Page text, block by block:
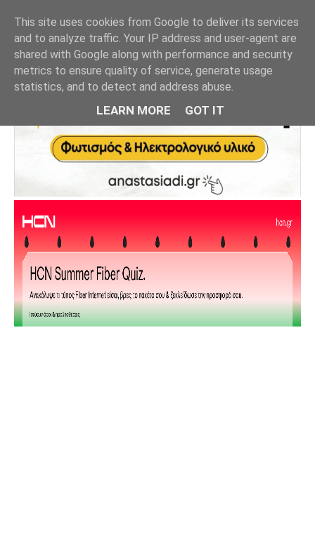
This site uses cookies from Google to deliver its services
and to analyze traffic. Your IP address and user-agent are
shared with Google along with performance and security
metrics to ensure quality of service, generate usage
statistics, and to detect and address abuse.
LEARN MORE GOT IT